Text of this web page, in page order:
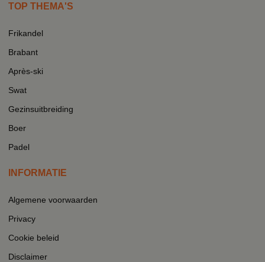
TOP THEMA'S
Frikandel
Brabant
Après-ski
Swat
Gezinsuitbreiding
Boer
Padel
INFORMATIE
Algemene voorwaarden
Privacy
Cookie beleid
Disclaimer